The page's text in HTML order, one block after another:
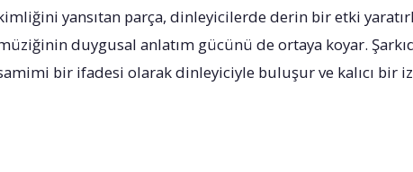
yansıtan parça, dinleyicilerde derin bir etki
duygusal anlatım gücünü de ortaya koyar.
bir ifadesi olarak dinleyiciyle buluşur ve kalıcı bir